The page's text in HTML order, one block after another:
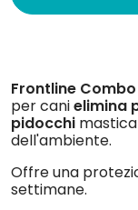
Frontline Combo
per canielimina
pidocchi
dell'ambiente.
Offre una
settimane.